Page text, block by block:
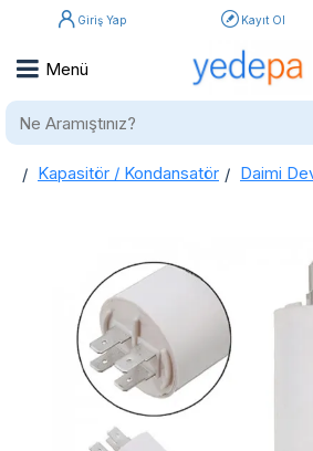
Giriş Yap Kayıt Ol
Ne
home
Kapasitör / Kondansatör Daimi